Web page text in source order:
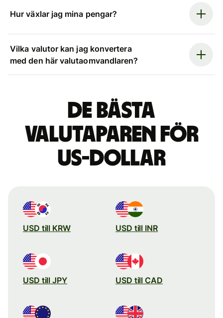
Hur växlar jag mina pengar?
Vilka valutor kan jag konvertera
med den här valutaomvandlaren?
De bästa
valutaparen för
US-dollar
USD till KRW USD till INR
USD till JPY USD till CAD